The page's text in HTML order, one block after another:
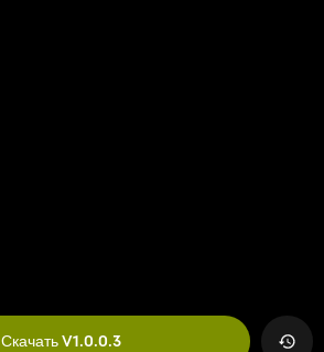
Скачать V1.0.0.3